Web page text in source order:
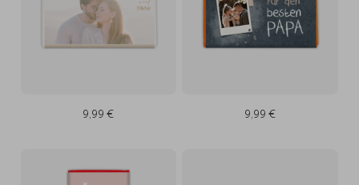
9,99 € 9,99 €